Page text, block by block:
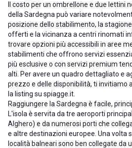
Il costo per un ombrellone e due lettini
della Sardegna può variare
posizione dello stabilimento, la
offerti e la vicinanza a centri rinomati
trovare opzioni più accessibili in aree
stabilimenti che offrono servizi
più esclusive o con servizi premium
alti. Per avere un quadro dettagliato e
prezzo e delle disponibilità, ti invitiamo
la listing su spiagge.it.
Raggiungere la Sardegna è facile,
L'isola è servita da tre aeroporti
Alghero) e da numerosi porti che
e altre destinazioni europee. Una volta
località balneari sono ben collegate da